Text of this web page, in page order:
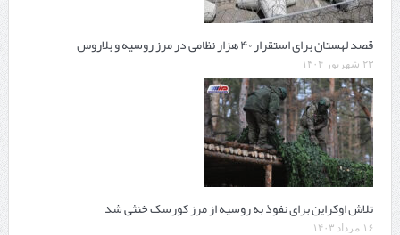
قصد لهستان برای استقرار ۴۰ هزار نظامی در مرز روسیه و بلاروس
۲۳ شهریور ۱۴۰۴
تلاش اوکراین برای نفوذ به روسیه از مرز کورسک خنثی شد
۱۶ مرداد ۱۴۰۳